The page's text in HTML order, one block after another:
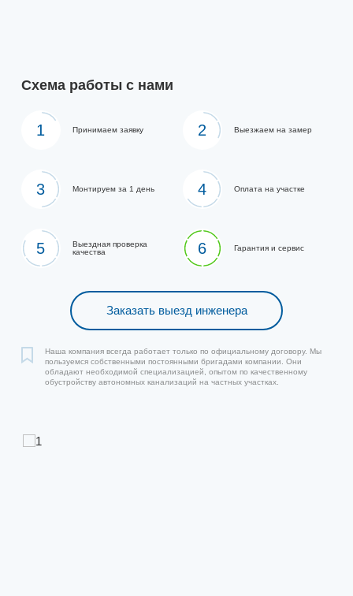
Схема работы с нами
1 Принимаем заявку 2 Выезжаем на замер
3 Монтируем за 1 день 4 Оплата на участке
5
Выездная проверка
качества
6 Гарантия и сервис
Заказать выезд инженера
Наша компания всегда работает только по официальному договору. Мы
пользуемся собственными постоянными бригадами компании. Они
обладают необходимой специализацией, опытом по качественному
обустройству автономных канализаций на частных участках.